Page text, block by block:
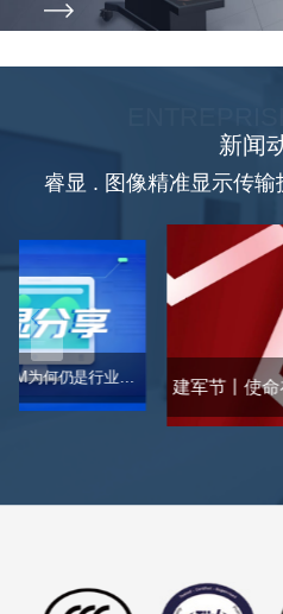
新闻
睿显 . 图像精准显示传
建军节丨使